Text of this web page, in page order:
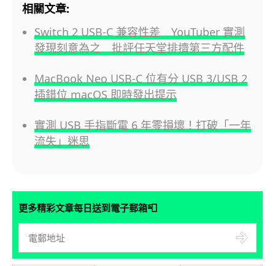
相關文章:
Switch 2 USB-C 兼容性差 YouTuber 實測
發現刻意為之 批評任天堂排擠第三方配件
MacBook Neo USB-C 位有分 USB 3/USB 2
插錯位 macOS 即時發出提示
實測 USB 手指斷電 6 年零損壞！打破「一年
流失」迷思
更多精彩文章每日送到電子郵箱📮